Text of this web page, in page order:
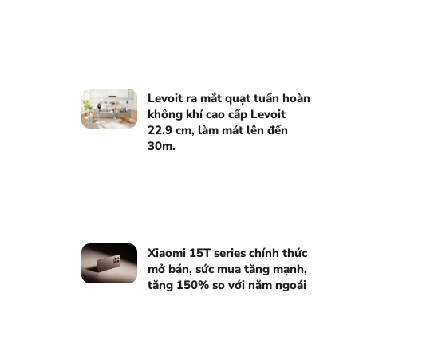
Levoit ra mắt quạt tuần hoàn
không khí cao cấp Levoit
22.9 cm, làm mát lên đến
30m.
Xiaomi 15T series chính thức
mở bán, sức mua tăng mạnh,
tăng 150% so với năm ngoái